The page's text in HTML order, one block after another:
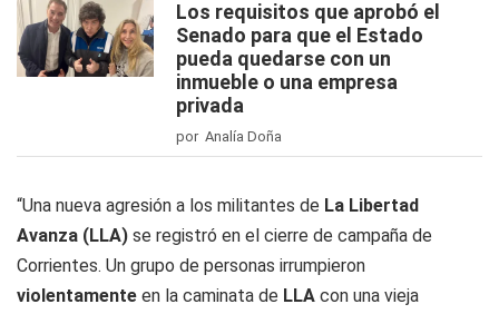
Los requisitos que aprobó el
Senado para que el Estado
pueda quedarse con un
inmueble o una empresa
privada
por Analía Doña
“Una nueva agresión a los militantes de La Libertad
Avanza (LLA) se registró en el cierre de campaña de
Corrientes. Un grupo de personas irrumpieron
violentamente en la caminata de LLA con una vieja